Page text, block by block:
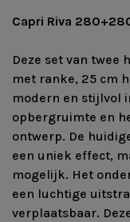
Capri Riva
Deze set van twee
met ranke, 25 cm
modern en stijlvol
opbergruimte en
ontwerp. De
een uniek effect,
mogelijk. Het
een luchtige
verplaatsbaar.